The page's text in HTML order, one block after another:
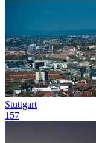
Stuttgart
157